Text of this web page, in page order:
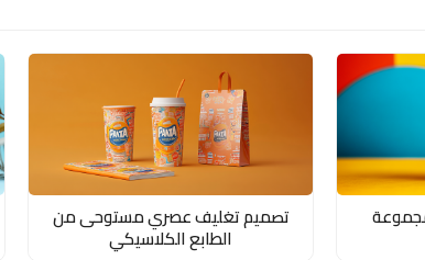
تصميم تغليف عصري مستوحى من
الطابع الكلاسيكي